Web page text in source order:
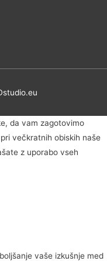
da vam zagotovimo
večkratnih obiskih naše
z uporabo vseh
vaše izkušnje med